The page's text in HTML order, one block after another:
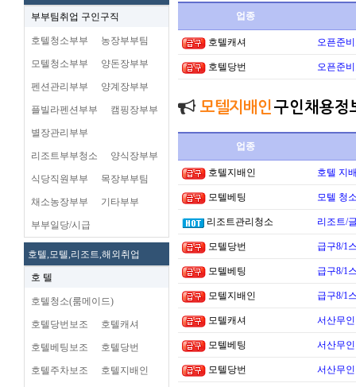
부부팀취업 구인구직
호텔청소부부 농장부부팀
모텔청소부부 양돈장부부
펜션관리부부 양계장부부
플빌라펜션부부 캠핑장부부
별장관리부부
리조트부부청소 양식장부부
식당직원부부 목장부부팀
채소농장부부 기타부부
부부일당/시급
호텔,모텔,리조트,해외취업
호 텔
호텔청소(룸메이드)
호텔당번보조 호텔캐셔
호텔베팅보조 호텔당번
호텔주차보조 호텔지배인
업종
호텔캐셔 오픈준
호텔당번 오픈준
모텔지배인 구인채용정
업종
호텔지배인 호텔 지
모텔베팅 모텔 청
리조트관리청소 리조트/
모텔당번 급구8/1
모텔베팅 급구8/1
모텔지배인 급구8/1
모텔캐셔 서산무
모텔베팅 서산무
모텔당번 서산무